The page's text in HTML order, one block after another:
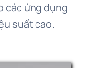
các ứng dụng
suất cao.